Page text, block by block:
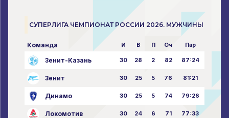
СУПЕРЛИГА ЧЕМПИОНАТ РОССИИ 2026. МУЖЧИНЫ
Команда И В П Оч Пар
Зенит-Казань 30 28 2 82 87:24
Зенит 30 25 5 76 81:21
Динамо 30 25 5 74 79:26
Локомотив 30 24 6 71 77:33